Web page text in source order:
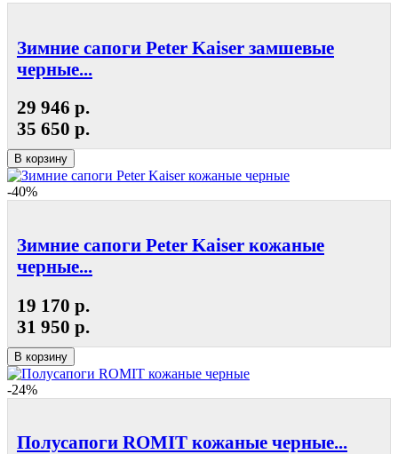
Зимние сапоги Peter Kaiser замшевые
черные...
29 946 р.
35 650 р.
В корзину
-40%
Зимние сапоги Peter Kaiser кожаные
черные...
19 170 р.
31 950 р.
В корзину
-24%
Полусапоги ROMIT кожаные черные...